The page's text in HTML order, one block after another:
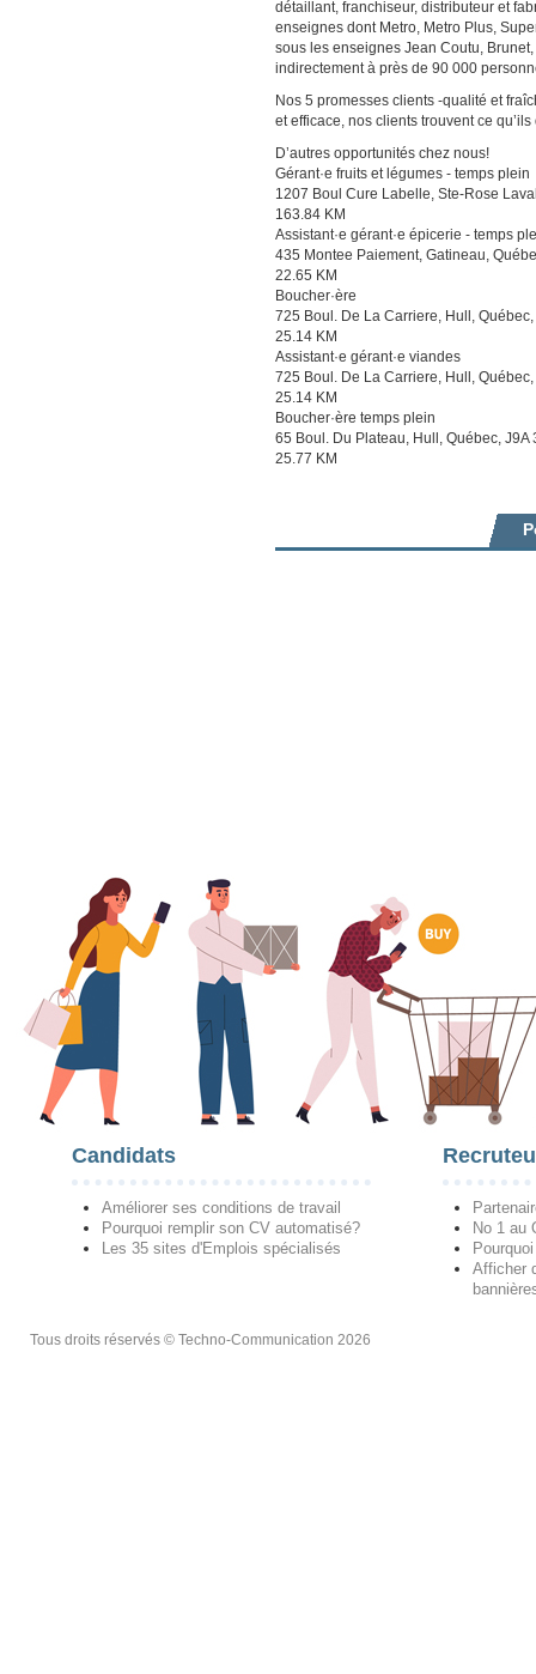
détaillant, franchiseur, distributeur et
enseignes dont Metro, Metro Plus,
sous les enseignes Jean Coutu,
indirectement à près de 90 000
Nos 5 promesses clients -qualité et
et efficace, nos clients trouvent ce
D’autres opportunités chez nous!
Gérant·e fruits et légumes - temps plein
1207 Boul Cure Labelle, Ste-Rose
163.84 KM
Assistant·e gérant·e épicerie - temps
435 Montee Paiement, Gatineau,
22.65 KM
Boucher·ère
725 Boul. De La Carriere, Hull,
25.14 KM
Assistant·e gérant·e viandes
725 Boul. De La Carriere, Hull,
25.14 KM
Boucher·ère temps plein
65 Boul. Du Plateau, Hull, Québec, J9A
25.77 KM
Candidats
Améliorer ses conditions de travail
Pourquoi remplir son CV automatisé?
Les 35 sites d'Emplois spécialisés
No 1 au
Afficher
Tous droits réservés © Techno-Communication 2026